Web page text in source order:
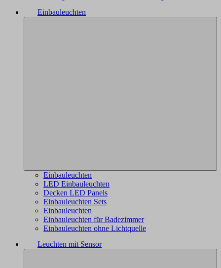
Einbauleuchten
Einbauleuchten
LED Einbauleuchten
Decken LED Panels
Einbauleuchten Sets
Einbauleuchten
Einbauleuchten für Badezimmer
Einbauleuchten ohne Lichtquelle
Leuchten mit Sensor